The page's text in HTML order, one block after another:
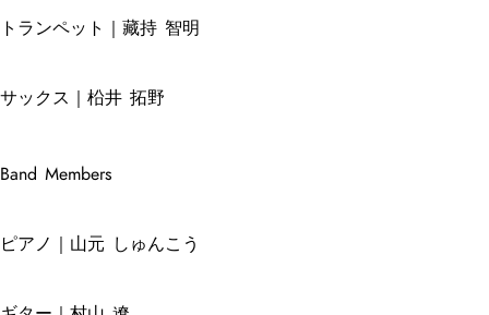
トランペット｜藏持 智明
サックス｜柗井 拓野
Band Members
ピアノ｜山元 しゅんこう